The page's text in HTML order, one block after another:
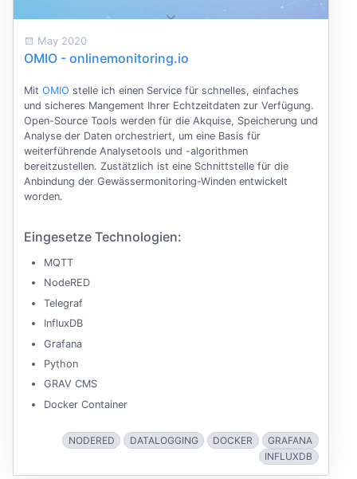
May 2020
OMIO - onlinemonitoring.io
Mit OMIO stelle ich einen Service für schnelles, einfaches
und sicheres Mangement Ihrer Echtzeitdaten zur Verfügung.
Open-Source Tools werden für die Akquise, Speicherung und
Analyse der Daten orchestriert, um eine Basis für
weiterführende Analysetools und -algorithmen
bereitzustellen. Zustätzlich ist eine Schnittstelle für die
Anbindung der Gewässermonitoring-Winden entwickelt
worden.
Eingesetze Technologien:
MQTT
NodeRED
Telegraf
InfluxDB
Grafana
Python
GRAV CMS
Docker Container
NODERED DATALOGGING DOCKER
GRAFANA
INFLUXDB